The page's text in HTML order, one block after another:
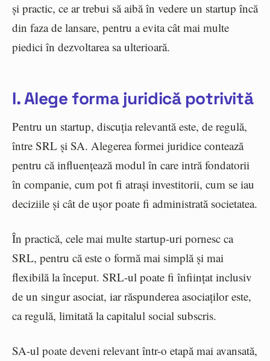
și practic, ce ar trebui să aibă în vedere un startup încă
din faza de lansare, pentru a evita cât mai multe
piedici în dezvoltarea sa ulterioară.
I. Alege forma juridică potrivită
Pentru un startup, discuția relevantă este, de regulă,
între SRL și SA. Alegerea formei juridice contează
pentru că influențează modul în care intră fondatorii
în companie, cum pot fi atrași investitorii, cum se iau
deciziile și cât de ușor poate fi administrată societatea.
În practică, cele mai multe startup-uri pornesc ca
SRL, pentru că este o formă mai simplă și mai
flexibilă la început. SRL-ul poate fi înființat inclusiv
de un singur asociat, iar răspunderea asociaților este,
ca regulă, limitată la capitalul social subscris.
SA-ul poate deveni relevant într-o etapă mai avansată,